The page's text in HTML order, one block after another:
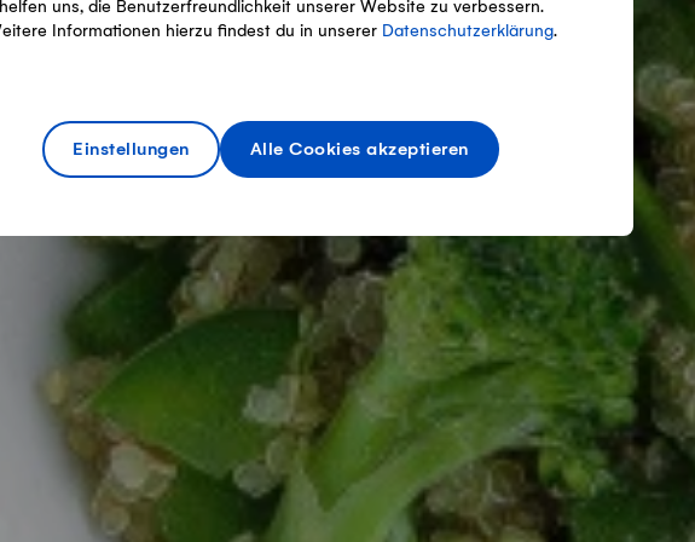
uns, die Benutzerfreundlichkeit unserer Website zu verbessern.
Informationen hierzu findest du in unserer Datenschutzerklärung.
Einstellungen Alle Cookies akzeptieren